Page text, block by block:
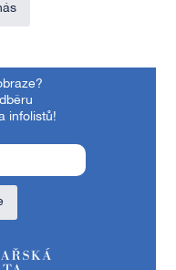
infolistů!